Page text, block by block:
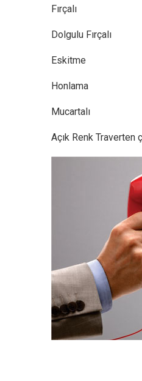
Fırçalı
Dolgulu Fırçalı
Eskitme
Honlama
Mucartalı
Açık Renk Traverten